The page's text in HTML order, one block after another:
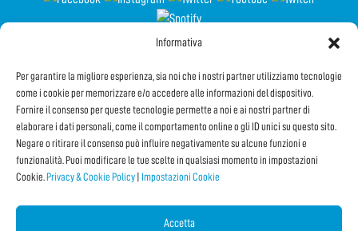
Informativa
Per garantire la migliore esperienza, sia noi che i nostri partner utilizziamo tecnologie
come i cookie per memorizzare e/o accedere alle informazioni del dispositivo.
Fornire il consenso per queste tecnologie permette a noi e ai nostri partner di
elaborare i dati personali, come il comportamento online o gli ID unici su questo sito.
Negare o ritirare il consenso può influire negativamente su alcune funzioni e
funzionalità. Puoi modificare le tue scelte in qualsiasi momento in impostazioni
Cookie. Privacy & Cookie Policy Impostazioni Cookie
Accetta
Iscriviti alla Newsletter
CONDIVIDI QUESTA PAGINA!
Facebook